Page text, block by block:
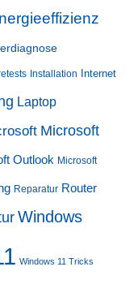
Installation Internet
Laptop
Microsoft
Outlook Microsoft
Reparatur Router
Windows
Windows 11 Tricks